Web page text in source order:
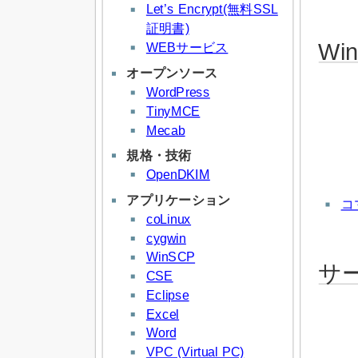
Let’s Encrypt(無料SSL
証明書)
WEBサービス
オープンソース
WordPress
TinyMCE
Mecab
規格・技術
OpenDKIM
アプリケーション
coLinux
cygwin
WinSCP
CSE
Eclipse
Excel
Word
VPC (Virtual PC)
コ
サ